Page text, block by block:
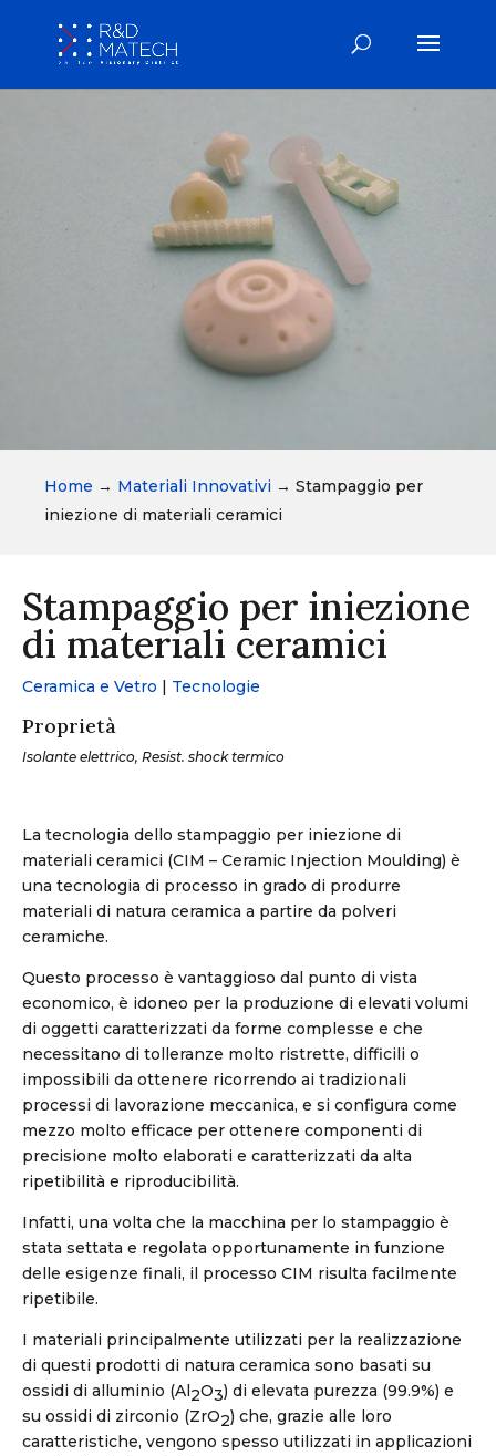
Home → Materiali Innovativi → Stampaggio per
iniezione di materiali ceramici
Stampaggio per iniezione
di materiali ceramici
Ceramica e Vetro | Tecnologie
Proprietà
Isolante elettrico, Resist. shock termico
La tecnologia dello stampaggio per iniezione di
materiali ceramici (CIM – Ceramic Injection Moulding) è
una tecnologia di processo in grado di produrre
materiali di natura ceramica a partire da polveri
ceramiche.
Questo processo è vantaggioso dal punto di vista
economico, è idoneo per la produzione di elevati volumi
di oggetti caratterizzati da forme complesse e che
necessitano di tolleranze molto ristrette, difficili o
impossibili da ottenere ricorrendo ai tradizionali
processi di lavorazione meccanica, e si configura come
mezzo molto efficace per ottenere componenti di
precisione molto elaborati e caratterizzati da alta
ripetibilità e riproducibilità.
Infatti, una volta che la macchina per lo stampaggio è
stata settata e regolata opportunamente in funzione
delle esigenze finali, il processo CIM risulta facilmente
ripetibile.
I materiali principalmente utilizzati per la realizzazione
di questi prodotti di natura ceramica sono basati su
ossidi di alluminio (Al2O3) di elevata purezza (99.9%) e
su ossidi di zirconio (ZrO2) che, grazie alle loro
caratteristiche, vengono spesso utilizzati in applicazioni